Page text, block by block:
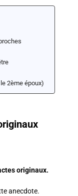
2ème époux)
originaux.
anecdote.